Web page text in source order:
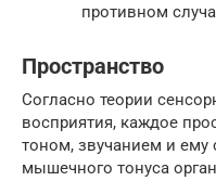
противном
Пространство
Согласно теории
восприятия, каждое
тоном, звучанием и ему
мышечного тонуса